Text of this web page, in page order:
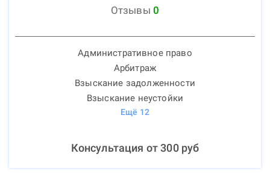
Отзывы 0
Административное право
Арбитраж
Взыскание задолженности
Взыскание неустойки
Ещё 12
Консультация от300руб